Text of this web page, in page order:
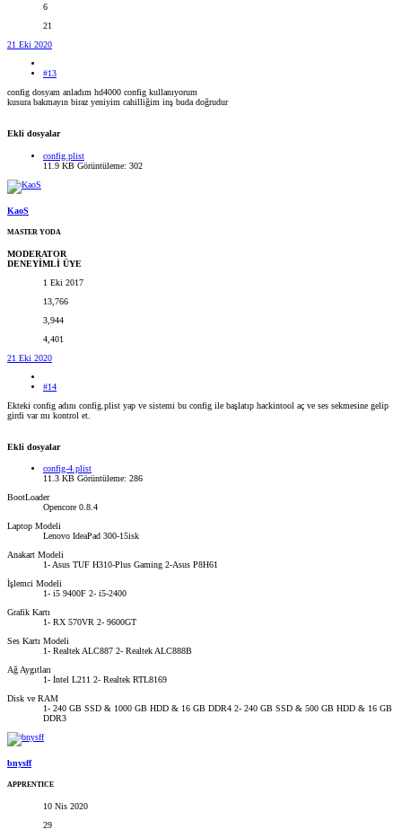
6
21
21 Eki 2020
#13
config dosyam anladım hd4000 config kullanıyorum
kusura bakmayın biraz yeniyim cahilliğim inş buda doğrudur
Ekli dosyalar
config.plist
11.9 KB Görüntüleme: 302
KaoS
MASTER YODA
MODERATOR
DENEYİMLİ ÜYE
1 Eki 2017
13,766
3,944
4,401
21 Eki 2020
#14
Ekteki config adını config.plist yap ve sistemi bu config ile başlatıp hackintool aç ve ses sekmesine gelip
girdi var mı kontrol et.
Ekli dosyalar
config-4.plist
11.3 KB Görüntüleme: 286
BootLoader
Opencore 0.8.4
Laptop Modeli
Lenovo IdeaPad 300-15isk
Anakart Modeli
1- Asus TUF H310-Plus Gaming 2-Asus P8H61
İşlemci Modeli
1- i5 9400F 2- i5-2400
Grafik Kartı
1- RX 570VR 2- 9600GT
Ses Kartı Modeli
1- Realtek ALC887 2- Realtek ALC888B
Ağ Aygıtları
1- İntel L211 2- Realtek RTL8169
Disk ve RAM
1- 240 GB SSD & 1000 GB HDD & 16 GB DDR4 2- 240 GB SSD & 500 GB HDD & 16 GB
DDR3
bnysff
APPRENTICE
10 Nis 2020
29